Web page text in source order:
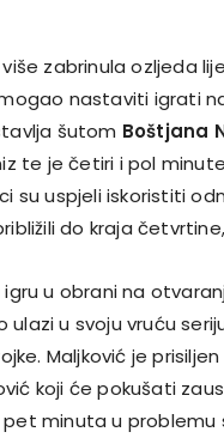
zabrinula ozljeda
nastaviti igrati
šutom Boštjana
te je četiri i pol
su uspjeli iskoristiti
do kraja
u obrani na
u svoju vruću
Maljković je
koji će pokušati
minuta u problemu